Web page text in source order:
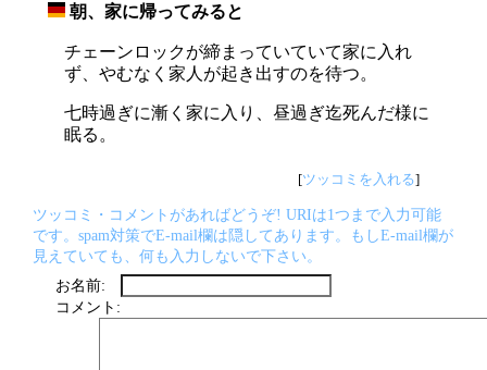
朝、家に帰ってみると
チェーンロックが締まっていていて家に入れ
ず、やむなく家人が起き出すのを待つ。
七時過ぎに漸く家に入り、昼過ぎ迄死んだ様に
眠る。
[ツッコミを入れる]
ツッコミ・コメントがあればどうぞ! URIは1つまで入力可能
です。spam対策でE-mail欄は隠してあります。もしE-mail欄が
見えていても、何も入力しないで下さい。
お名前:
コメント: